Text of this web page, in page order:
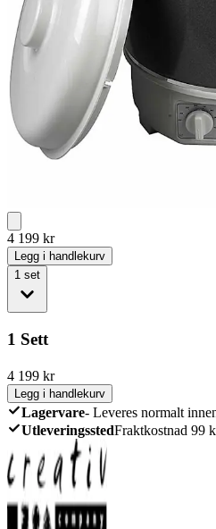
4 199 kr
Legg i handlekurv
1 set
1 Sett
4 199 kr
Legg i handlekurv
Lagervare- Leveres normalt
UtleveringsstedFraktkostnad 99